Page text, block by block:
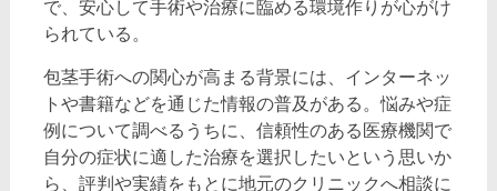
で、安心して手術や治療に臨める環境作りが心がけ
られている。
包茎手術への関心が高まる背景には、インターネッ
トや書籍などを通じた情報の普及がある。悩みや症
例について調べるうちに、信頼性のある医療機関で
自分の症状に適した治療を選択したいという思いか
ら、評判や実績をもとに地元のクリニックへ相談に